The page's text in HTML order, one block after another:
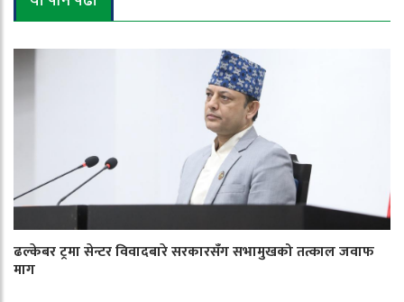
ढल्केबर ट्रमा सेन्टर विवादबारे सरकारसँग सभामुखको तत्काल जवाफ
माग